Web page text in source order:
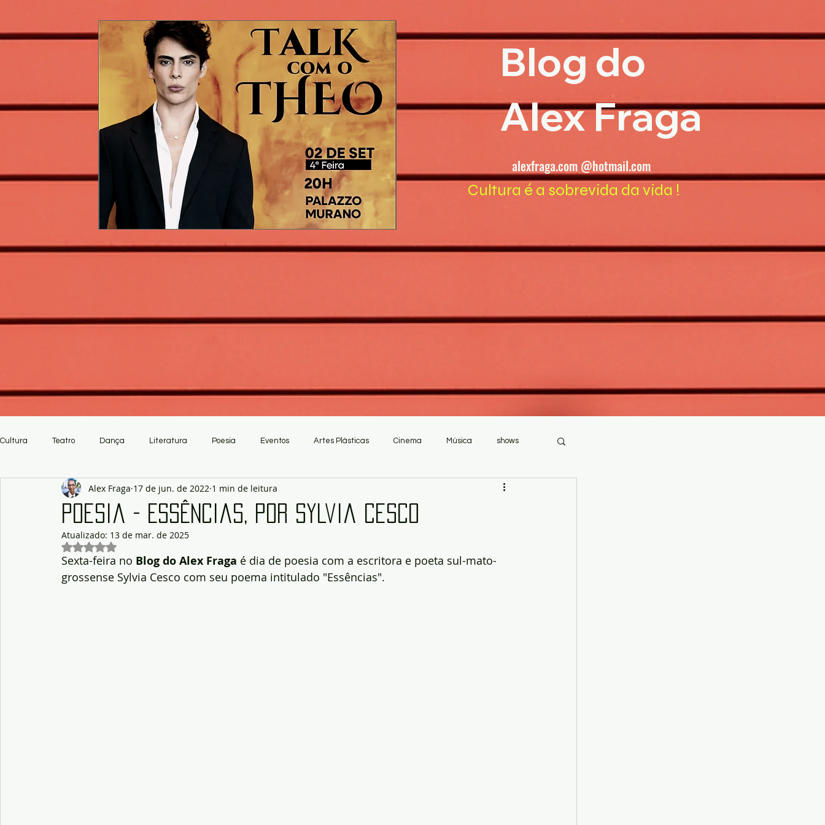
Blog do
Alex Fraga
alexfraga.com @hotmail.com
Cultura é a sobrevida da vida !
Cultura Teatro Dança Literatura Poesia Eventos Artes Plásticas Cinema Música shows
Artesanato
Poesia - Essências, por Sylvia Cesco
Alex Fraga 17 de jun. de 2022 1 min de leitura
Atualizado: 13 de mar. de 2025
Avaliado com NaN de 5 estrelas.
Sexta-feira no Blog do Alex Fraga é dia de poesia com a escritora e poeta sul-mato-
grossense Sylvia Cesco com seu poema intitulado "Essências".